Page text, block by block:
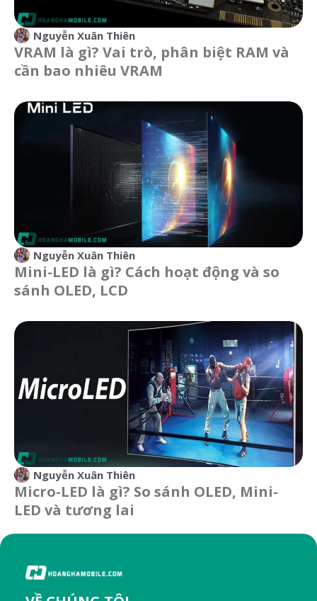
Nguyễn Xuân Thiên
VRAM là gì? Vai trò, phân biệt RAM và
cần bao nhiêu VRAM
Nguyễn Xuân Thiên
Mini-LED là gì? Cách hoạt động và so
sánh OLED, LCD
Nguyễn Xuân Thiên
Micro-LED là gì? So sánh OLED, Mini-
LED và tương lai